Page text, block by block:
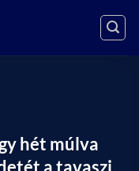
hét múlva